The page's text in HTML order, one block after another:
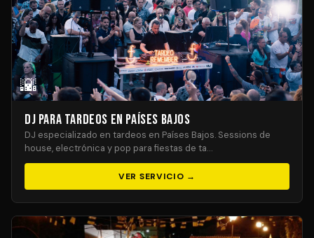
🌇
DJ para Tardeos en Países Bajos
DJ especializado en tardeos en Países Bajos. Sessions de
house, electrónica y pop para fiestas de ta…
VER SERVICIO →